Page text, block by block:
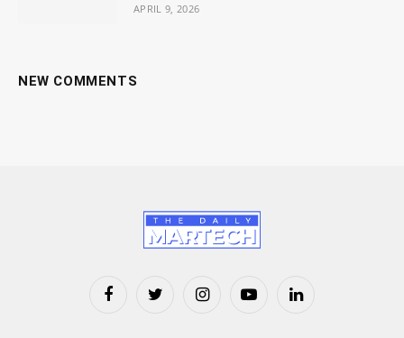
APRIL 9, 2026
NEW COMMENTS
FacebookTwitter InstagramYouTubeLinkedIn